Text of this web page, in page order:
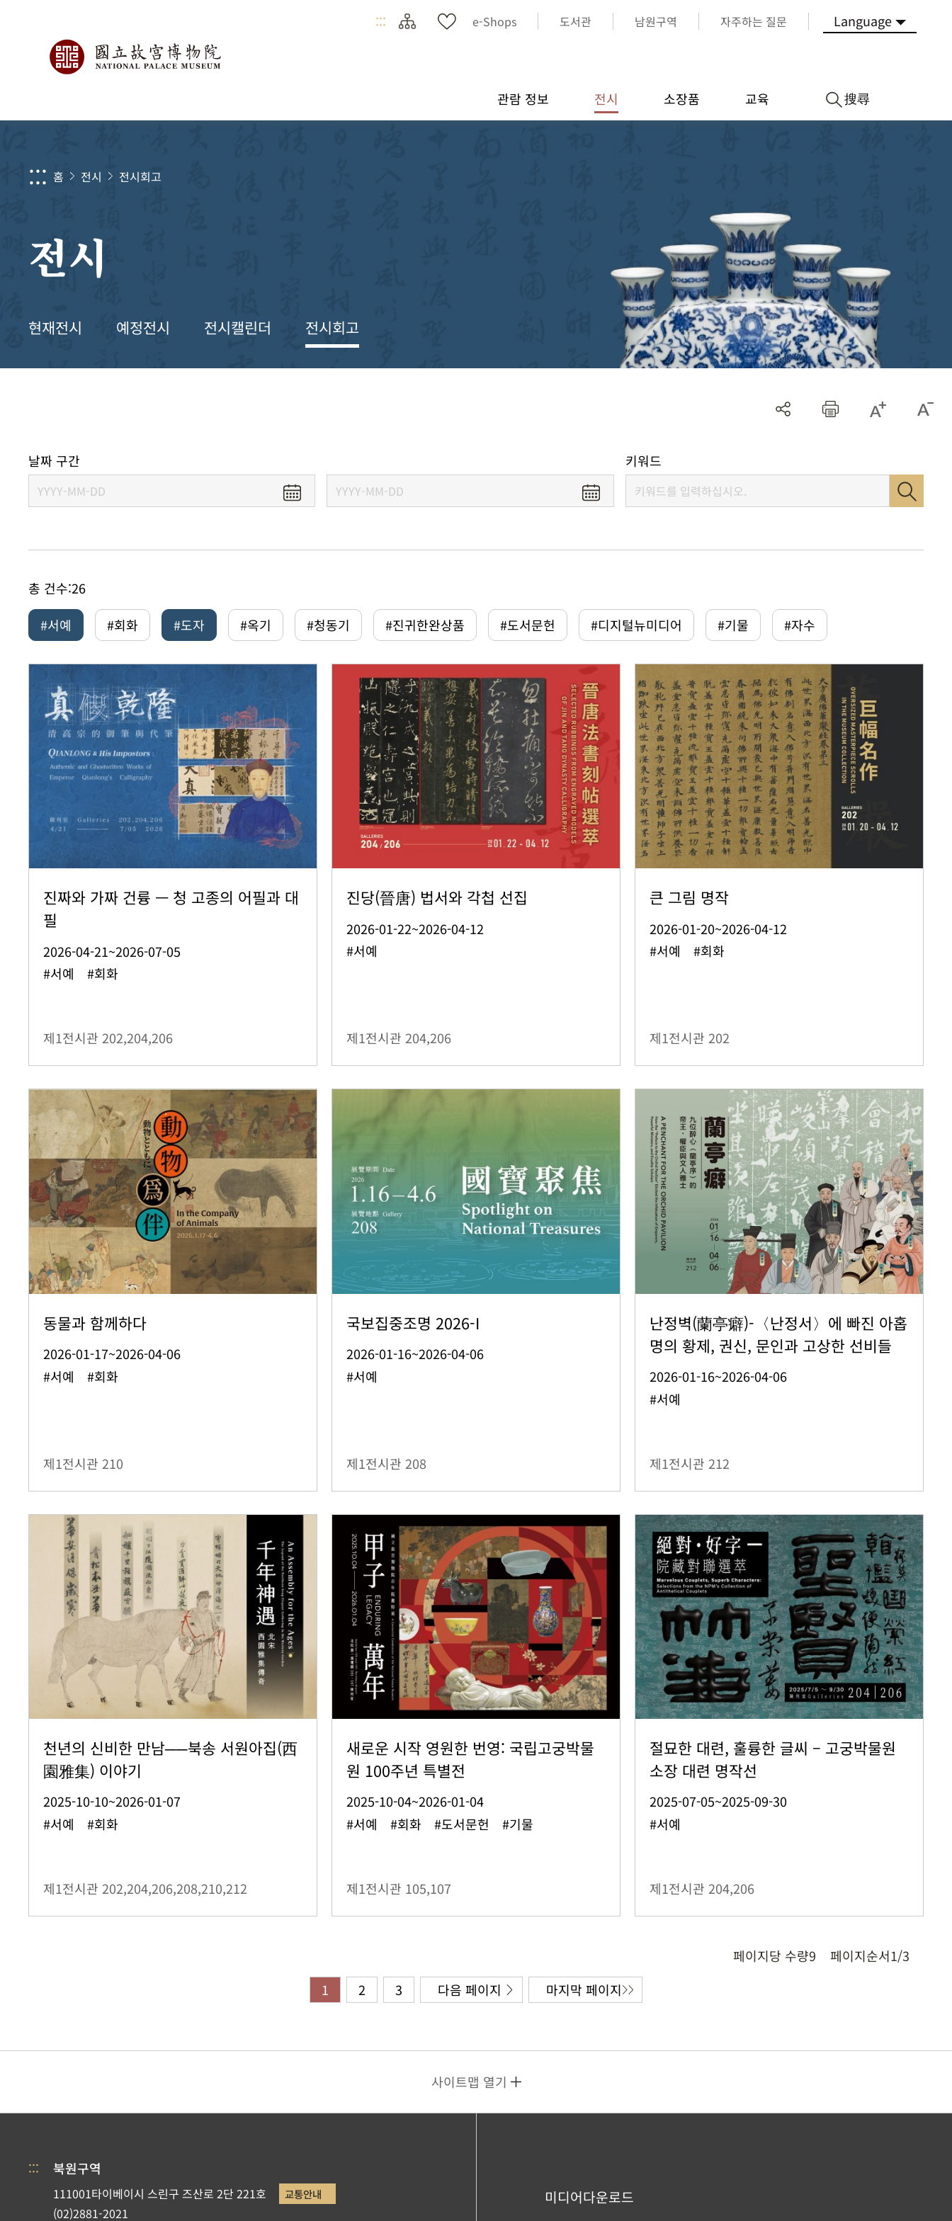
::: e-Shops 도서관 남원구역 자주하는 질문 Language
관람 정보 전시 소장품 교육 搜尋
::: 홈 전시 전시회고
전시
현재전시 예정전시 전시캘린더 전시회고
날짜 구간 키워드
총 건수:26
#서예
#회화 #도자 #옥기 #청동기 #진귀한완상품 #도서문헌 #디지털뉴미디어 #기물 #자수
진짜와 가짜 건륭 — 청 고종의 어필과 대
필
2026-04-21~2026-07-05
#서예 #회화
제1전시관 202,204,206
진당(晉唐) 법서와 각첩 선집
2026-01-22~2026-04-12
#서예
제1전시관 204,206
큰 그림 명작
2026-01-20~2026-04-12
#서예 #회화
제1전시관 202
동물과 함께하다
2026-01-17~2026-04-06
#서예 #회화
제1전시관 210
국보집중조명 2026-I
2026-01-16~2026-04-06
#서예
제1전시관 208
난정벽(蘭亭癖)-〈난정서〉에 빠진 아홉
명의 황제, 권신, 문인과 고상한 선비들
2026-01-16~2026-04-06
#서예
제1전시관 212
천년의 신비한 만남──북송 서원아집(西
園雅集) 이야기
2025-10-10~2026-01-07
#서예 #회화
제1전시관 202,204,206,208,210,212
새로운 시작 영원한 번영: 국립고궁박물
원 100주년 특별전
2025-10-04~2026-01-04
#서예 #회화 #도서문헌 #기물
제1전시관 105,107
절묘한 대련, 훌륭한 글씨 – 고궁박물원
소장 대련 명작선
2025-07-05~2025-09-30
#서예
제1전시관 204,206
페이지당 수량9 페이지순서1/3
1
2 3 다음 페이지 마지막 페이지
사이트맵 열기
::: 북원구역
111001타이베이시 스린구 즈산로 2단 221호 교통안내
(02)2881-2021
미디어다운로드